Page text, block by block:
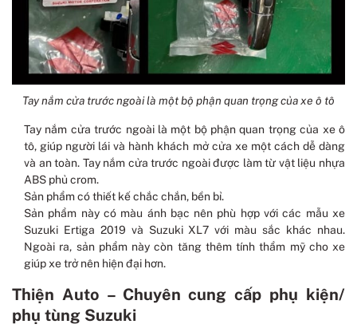
Tay nắm cửa trước ngoài là một bộ phận quan trọng của xe ô tô
Tay nắm cửa trước ngoài là một bộ phận quan trọng của xe ô
tô, giúp người lái và hành khách mở cửa xe một cách dễ dàng
và an toàn. Tay nắm cửa trước ngoài được làm từ vật liệu nhựa
ABS phủ crom.
Sản phẩm có thiết kế chắc chắn, bền bỉ.
Sản phẩm này có màu ánh bạc nên phù hợp với các mẫu xe
Suzuki Ertiga 2019 và Suzuki XL7 với màu sắc khác nhau.
Ngoài ra, sản phẩm này còn tăng thêm tính thẩm mỹ cho xe
giúp xe trở nên hiện đại hơn.
Thiện Auto – Chuyên cung cấp phụ kiện/
phụ tùng Suzuki